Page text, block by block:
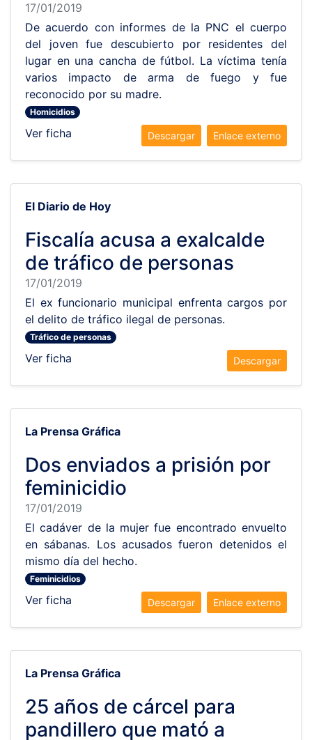
17/01/2019
De acuerdo con informes de la PNC el cuerpo
del joven fue descubierto por residentes del
lugar en una cancha de fútbol. La víctima tenía
varios impacto de arma de fuego y fue
reconocido por su madre.
Homicidios
Ver ficha Enlace externo
Descargar
El Diario de Hoy
Fiscalía acusa a exalcalde
de tráfico de personas
17/01/2019
El ex funcionario municipal enfrenta cargos por
el delito de tráfico ilegal de personas.
Tráfico de personas
Ver ficha Descargar
La Prensa Gráfica
Dos enviados a prisión por
feminicidio
17/01/2019
El cadáver de la mujer fue encontrado envuelto
en sábanas. Los acusados fueron detenidos el
mismo día del hecho.
Feminicidios
Ver ficha Enlace externo
Descargar
La Prensa Gráfica
25 años de cárcel para
pandillero que mató a